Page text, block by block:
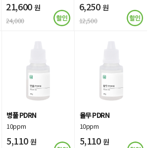
21,600 원
24,000
6,250 원
12,500
병풀 PDRN
10ppm
5,110 원
율무 PDRN
10ppm
5,110 원